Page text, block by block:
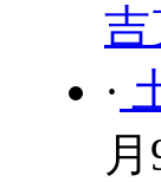
吉
·
月